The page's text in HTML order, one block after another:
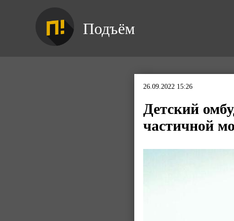
Подъём
26.09.2022 15:26
Детский
частичной